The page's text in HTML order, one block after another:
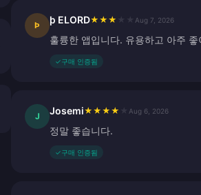
Þ þ ELORD★ ★ ★ Aug 7, 2026
훌륭한 앱입니다. 유용하고 아주 좋
✓구매 인증됨
J Josemi★ ★ ★ ★ Aug 6, 2026
정말 좋습니다.
✓구매 인증됨